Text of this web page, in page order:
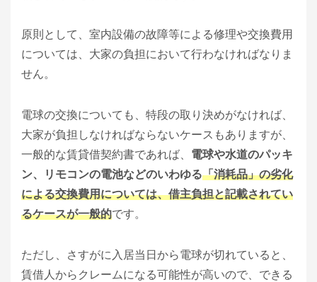
原則として、室内設備の故障等による修理や交換費用
については、大家の負担において行わなければなりま
せん。
電球の交換についても、特段の取り決めがなければ、
大家が負担しなければならないケースもありますが、
一般的な賃貸借契約書であれば、 電球や水道のパッキ
ン、リモコンの電池などのいわゆる「消耗品」の劣化
による交換費用については、借主負担と記載されてい
るケースが一般的です。
ただし、さすがに入居当日から電球が切れていると、
賃借人からクレームになる可能性が高いので、できる